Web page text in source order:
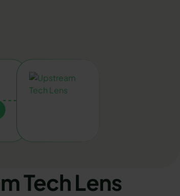
Tech Lens